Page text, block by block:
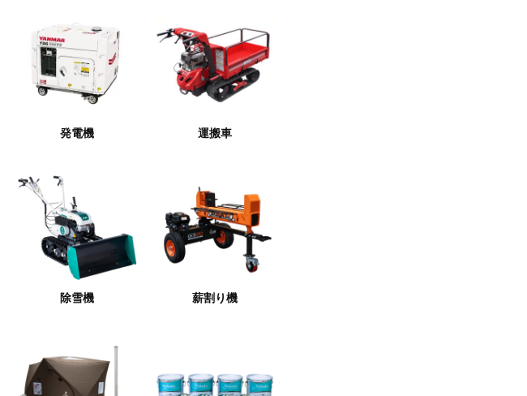
発電機 運搬車
除雪機 薪割り機